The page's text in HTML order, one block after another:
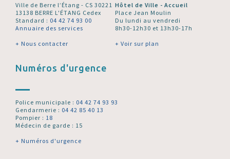
Ville de Berre l’Étang - CS 30221
13138 BERRE L'ÉTANG Cedex
Standard : 04 42 74 93 00
Annuaire des services
+ Nous contacter
Hôtel de Ville - Accueil
Place Jean Moulin
Du lundi au vendredi
8h30-12h30 et 13h30-17h
+ Voir sur plan
Numéros d'urgence
Police municipale : 04 42 74 93 93
Gendarmerie : 04 42 85 40 13
Pompier : 18
Médecin de garde : 15
+ Numéros d'urgence